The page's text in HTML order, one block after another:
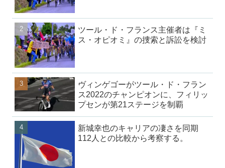
ツール・ド・フランス主催者は『ミ
ス・オピオミ』の捜索と訴訟を検討
ヴィンゲゴーがツール・ド・フラン
ス2022のチャンピオンに、フィリッ
プセンが第21ステージを制覇
新城幸也のキャリアの凄さを同期
112人との比較から考察する。